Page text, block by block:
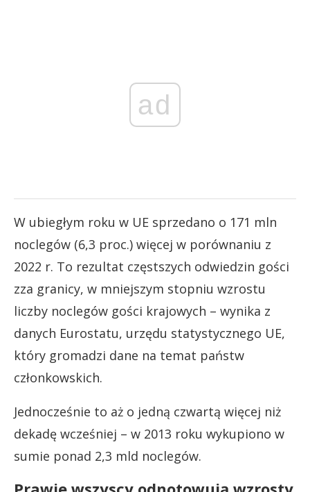
ad
W ubiegłym roku w UE sprzedano o 171 mln
noclegów (6,3 proc.) więcej w porównaniu z
2022 r. To rezultat częstszych odwiedzin gości
zza granicy, w mniejszym stopniu wzrostu
liczby noclegów gości krajowych – wynika z
danych Eurostatu, urzędu statystycznego UE,
który gromadzi dane na temat państw
członkowskich.
Jednocześnie to aż o jedną czwartą więcej niż
dekadę wcześniej – w 2013 roku wykupiono w
sumie ponad 2,3 mld noclegów.